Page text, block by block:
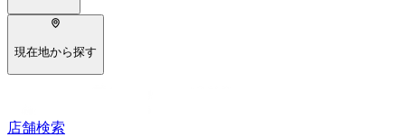
現在地から探す
店舗検索